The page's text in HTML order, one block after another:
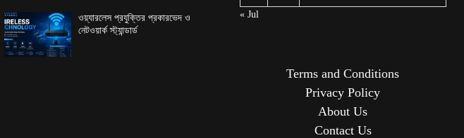
ওয়্যারলেস প্রযুক্তির প্রকারভেদ ও
নেটওয়ার্ক স্ট্যান্ডার্ড
« Jul
Terms and Conditions
Privacy Policy
About Us
Contact Us